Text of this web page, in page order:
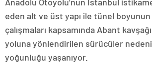
eden alt ve üst yapı ile tünel boyunun
çalışmaları kapsamında Abant
yoluna yönlendirilen sürücüler
yoğunluğu yaşanıyor.